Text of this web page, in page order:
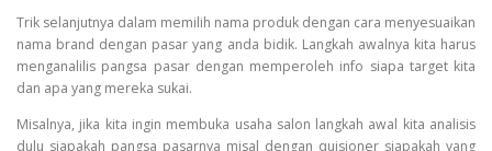
Trik selanjutnya dalam memilih nama produk dengan cara menyesuaikan
nama brand dengan pasar yang anda bidik. Langkah awalnya kita harus
menganalilis pangsa pasar dengan memperoleh info siapa target kita
dan apa yang mereka sukai.
Misalnya, jika kita ingin membuka usaha salon langkah awal kita analisis
dulu siapakah pangsa pasarnya misal dengan quisioner siapakah yang